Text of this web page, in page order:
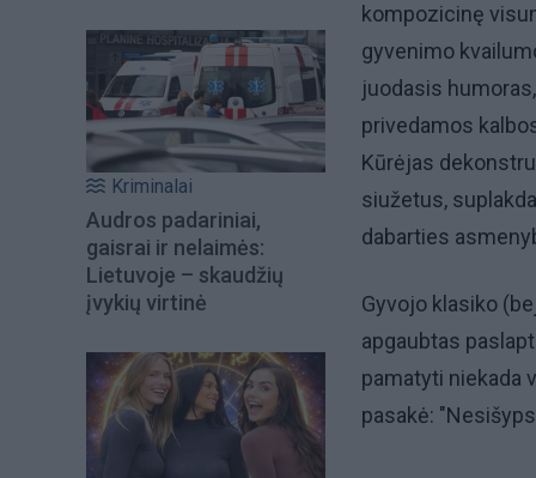
Kriminalai
Audros padariniai,
gaisrai ir nelaimės:
Lietuvoje – skaudžių
įvykių virtinė
kompozicinę
gyvenimo
juodasis
privedamos
Kūrėjas
siužetus,
dabarties
Gyvojo klasiko
apgaubtas
pamatyti niekada
pasakė: